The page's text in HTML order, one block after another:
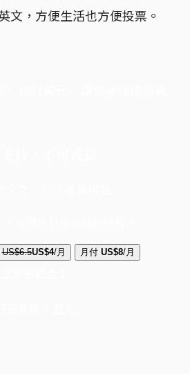
文，方便生活也方便投票。
US$6.5US$4/月 月付 US$8/月